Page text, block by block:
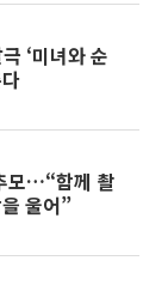
‘미녀와 순
모…“함께 촬
울어”